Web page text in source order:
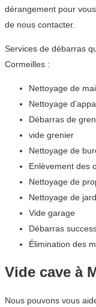
dérangement pour
de nous contacter.
Services de débarras
Cormeilles :
Nettoyage de
Nettoyage
Débarras de
vide grenier
Nettoyage de
Enlèvement des
Nettoyage de
Nettoyage de
Vide garage
Débarras
Élimination des
Vide cave à
Nous pouvons vous